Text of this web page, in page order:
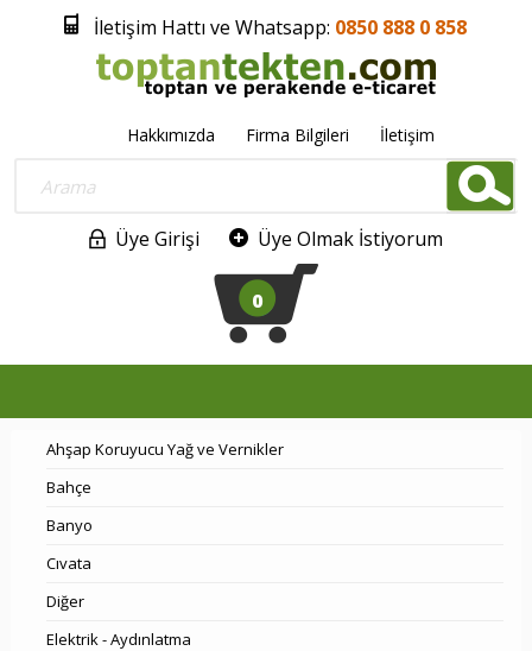
İletişim Hattı ve Whatsapp: 0850 888 0 858
Hakkımızda Firma Bilgileri İletişim
Üye Girişi Üye Olmak İstiyorum
0
Ahşap Koruyucu Yağ ve Vernikler
Bahçe
Banyo
Cıvata
Diğer
Elektrik - Aydınlatma